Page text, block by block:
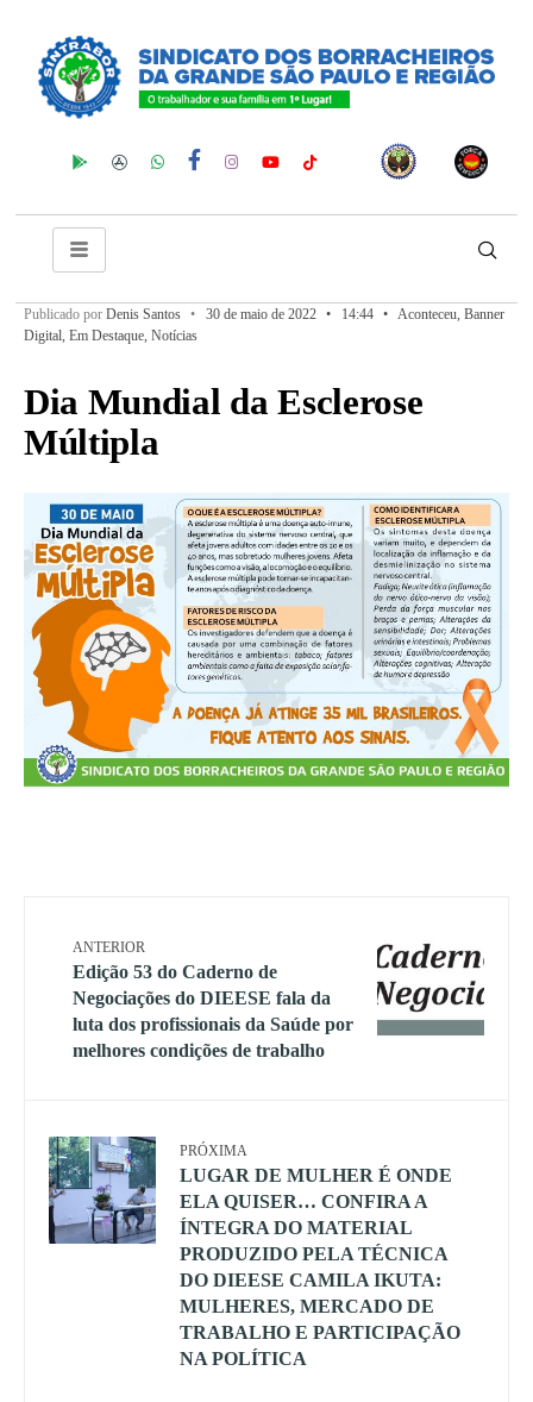
Publicado por Denis Santos • 30 de maio de 2022 • 14:44 • Aconteceu, Banner
Digital, Em Destaque, Notícias
Dia Mundial da Esclerose
Múltipla
ANTERIOR
Edição 53 do Caderno de
Negociações do DIEESE fala da
luta dos profissionais da Saúde por
melhores condições de trabalho
PRÓXIMA
LUGAR DE MULHER É ONDE
ELA QUISER… CONFIRA A
ÍNTEGRA DO MATERIAL
PRODUZIDO PELA TÉCNICA
DO DIEESE CAMILA IKUTA:
MULHERES, MERCADO DE
TRABALHO E PARTICIPAÇÃO
NA POLÍTICA